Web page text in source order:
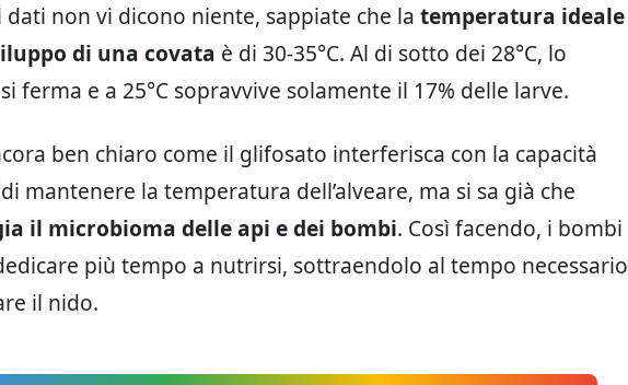
dati non vi dicono niente, sappiate che la temperatura ideale
di una covata è di 30-35°C. Al di sotto dei 28°C, lo
ferma e a 25°C sopravvive solamente il 17% delle larve.
ben chiaro come il glifosato interferisca con la capacità
mantenere la temperatura dell’alveare, ma si sa già che
il microbioma delle api e dei bombi. Così facendo, i bombi
più tempo a nutrirsi, sottraendolo al tempo necessario
il nido.